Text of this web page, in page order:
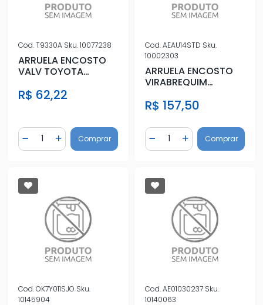
Cod.T9330A Sku.10077238
ARRUELA ENCOSTO
VALV TOYOTA
03/ MOTOR (1
R$ 62,22
Diminuir Quantidade
Quantidade
Adicionar Quantidade
Comprar
Cod.AEAU14STD Sku.
10002303
ARRUELA ENCOSTO
VIRABREQUIM
STD
R$ 157,50
Diminuir Quantidade
Quantidade
AdicionarComprar
Cod.OK7Y011SJO Sku.
10145904
Cod.AE01030237 Sku.
10140063